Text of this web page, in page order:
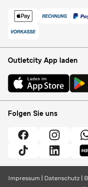
Outletcity App laden
Folgen Sie uns
Impressum Datenschutz